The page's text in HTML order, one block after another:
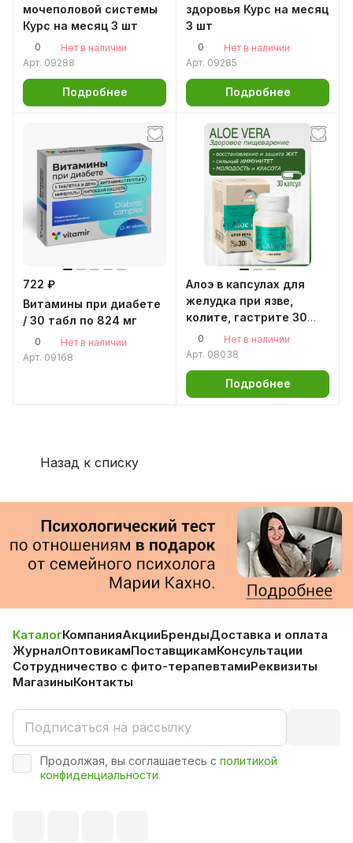
мочеполовой системы
Курс на месяц 3 шт
0
Нет в наличии
Арт. 09288
Подробнее
здоровья Курс на месяц
3 шт
0
Нет в наличии
Арт. 09285
Подробнее
722 ₽
Витамины при диабете
/ 30 табл по 824 мг
0
Нет в наличии
Арт. 09168
Алоэ в капсулах для
желудка при язве,
колите, гастрите 30
капс
0
Нет в наличии
Арт. 08038
Подробнее
Назад к списку
КаталогКомпанияАкцииБрендыДоставка и оплата
ЖурналОптовикамПоставщикамКонсультации
Сотрудничество с фито-терапевтамиРеквизиты
МагазиныКонтакты
Продолжая, вы соглашаетесь с политикой
конфиденциальности